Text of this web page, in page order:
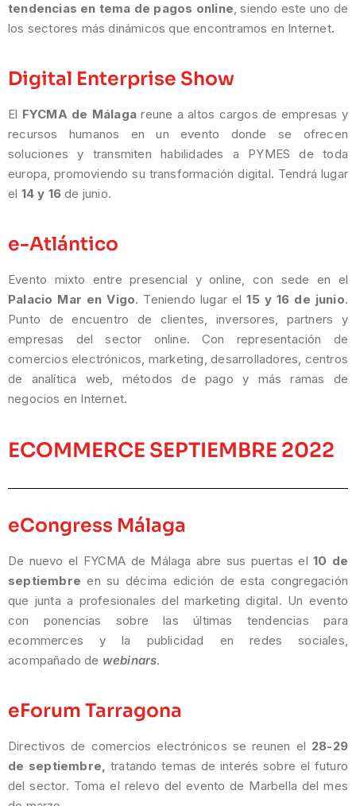
tendencias en tema de pagos online, siendo este uno de
los sectores más dinámicos que encontramos en Internet.
Digital Enterprise Show
El FYCMA de Málaga reune a altos cargos de empresas y
recursos humanos en un evento donde se ofrecen
soluciones y transmiten habilidades a PYMES de toda
europa, promoviendo su transformación digital. Tendrá lugar
el 14 y 16 de junio.
e-Atlántico
Evento mixto entre presencial y online, con sede en el
Palacio Mar en Vigo. Teniendo lugar el15 y 16 de junio.
Punto de encuentro de clientes, inversores, partners y
empresas del sector online. Con representación de
comercios electrónicos, marketing, desarrolladores, centros
de analítica web, métodos de pago y más ramas de
negocios en Internet.
ECOMMERCE SEPTIEMBRE 2022
eCongress Málaga
De nuevo el FYCMA de Málaga abre sus puertas el 10 de
septiembre en su décima edición de esta congregación
que junta a profesionales del marketing digital. Un evento
con ponencias sobre las últimas tendencias para
ecommerces y la publicidad en redes sociales,
acompañado de webinars.
eForum Tarragona
Directivos de comercios electrónicos se reunen el 28-29
de septiembre, tratando temas de interés sobre el futuro
del sector. Toma el relevo del evento de Marbella del mes